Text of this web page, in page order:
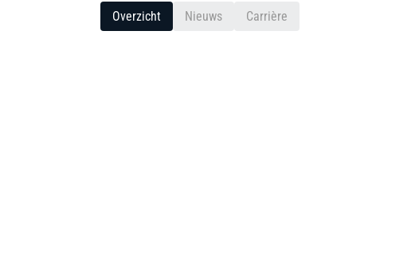
Overzicht Nieuws Carrière